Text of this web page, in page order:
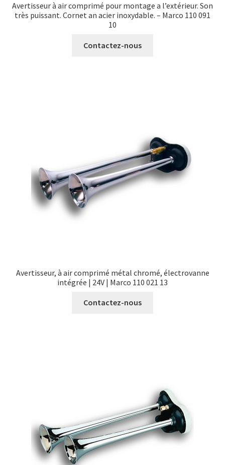
Avertisseur à air comprimé pour montage a l’extérieur. Son
très puissant. Cornet an acier inoxydable. – Marco 110 091
10
Contactez-nous
Avertisseur, à air comprimé métal chromé, électrovanne
intégrée | 24V | Marco 110 021 13
Contactez-nous